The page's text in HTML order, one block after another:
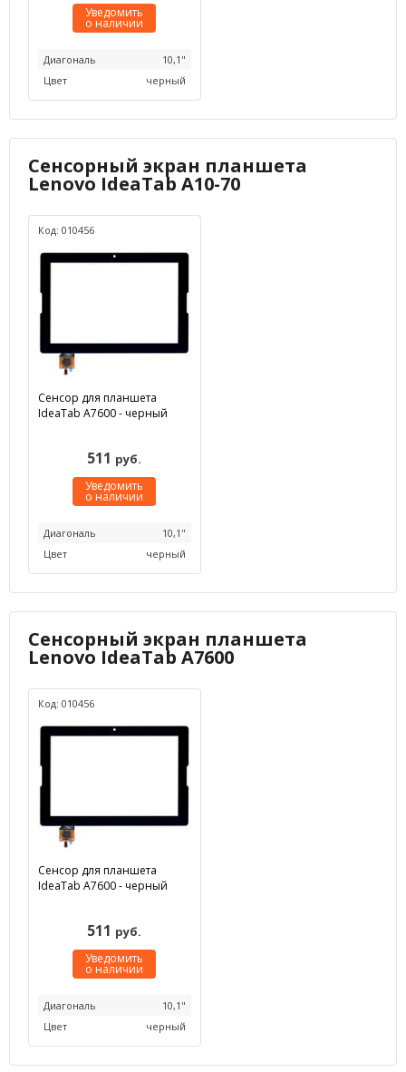
Уведомить
о наличии
Диагональ
10,1"
Цвет
черный
Сенсорный экран планшета
Lenovo IdeaTab A10-70
Код: 010456
Сенсор для планшета
IdeaTab A7600 - черный
511 руб.
Уведомить
о наличии
Диагональ
10,1"
Цвет
черный
Сенсорный экран планшета
Lenovo IdeaTab A7600
Код: 010456
Сенсор для планшета
IdeaTab A7600 - черный
511 руб.
Уведомить
о наличии
Диагональ
10,1"
Цвет
черный